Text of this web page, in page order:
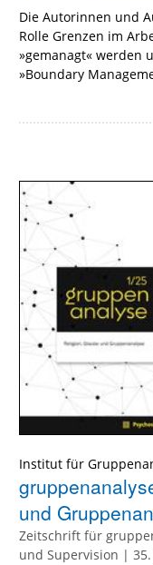
Die Autorinnen und
Rolle Grenzen im
»gemanagt« werden
»Boundary
Institut für
und
Zeitschrift für
und Supervision | 35.